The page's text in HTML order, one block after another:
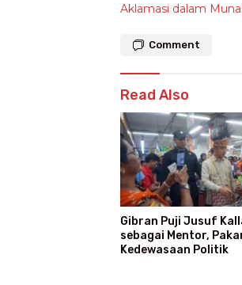
Aklamasi dalam
Comment
Read Also
Gibran Puji Jusuf
sebagai Mentor,
Kedewasaan Politik